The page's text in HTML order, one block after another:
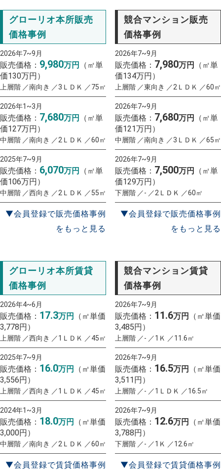
グローリオ本所販売
価格事例
2026年7~9月
販売価格： 9,980万円
（㎡単
価130万円）
上層階 ／南向き ／3ＬＤＫ ／75㎡
2026年1~3月
販売価格： 7,680万円
（㎡単
価127万円）
中層階 ／南向き ／2ＬＤＫ ／60㎡
2025年7~9月
販売価格： 6,070万円
（㎡単
価106万円）
中層階 ／西向き ／2ＬＤＫ ／55㎡
▼会員登録で販売価格事例
をもっと見る
競合マンション販売
価格事例
2026年7~9月
販売価格： 7,980万円
（㎡単
価134万円）
上層階 ／東向き ／2ＬＤＫ ／60㎡
2026年7~9月
販売価格： 7,680万円
（㎡単
価121万円）
中層階 ／南向き ／3ＬＤＫ ／65㎡
2026年7~9月
販売価格： 7,500万円
（㎡単
価129万円）
下層階 ／- ／2ＬＤＫ ／60㎡
▼会員登録で販売価格事例
をもっと見る
グローリオ本所賃貸
価格事例
2026年4~6月
販売価格： 17.3万円
（㎡単価
3,778円）
上層階 ／西向き ／1ＬＤＫ ／45㎡
2025年7~9月
販売価格： 16.0万円
（㎡単価
3,556円）
上層階 ／西向き ／1ＬＤＫ ／45㎡
2024年1~3月
販売価格： 18.0万円
（㎡単価
3,000円）
中層階 ／南向き ／2ＬＤＫ ／60㎡
▼会員登録で賃貸価格事例
競合マンション賃貸
価格事例
2026年7~9月
販売価格： 11.6万円
（㎡単価
3,485円）
上層階 ／- ／1Ｋ ／11.6㎡
2026年7~9月
販売価格： 16.5万円
（㎡単価
3,511円）
上層階 ／- ／1ＬＤＫ ／16.5㎡
2026年7~9月
販売価格： 12.6万円
（㎡単価
3,788円）
下層階 ／- ／1Ｋ ／12.6㎡
▼会員登録で賃貸価格事例